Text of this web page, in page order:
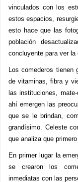
vinculados con los
estos espacios,
esto hace que las
población
concluyente para ver
Los comederos
de vitaminas, fibra y
las instituciones,
ahí emergen las
que se le brindan,
grandísimo. Celeste
que analiza que
En primer lugar la
se crearon los
inmediatas con las